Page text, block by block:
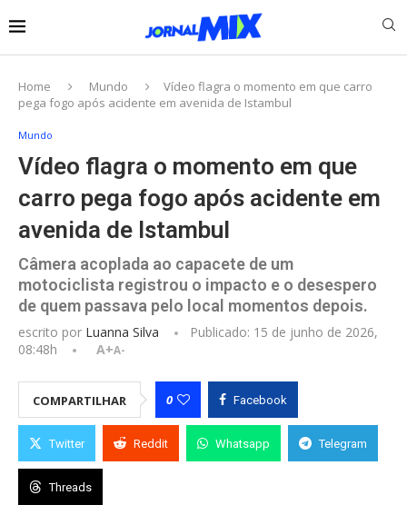
Home Mundo
Vídeo flagra o momento em que carro
pega fogo após acidente em avenida de Istambul
Mundo
Vídeo flagra o momento em que
carro pega fogo após acidente em
avenida de Istambul
Câmera acoplada ao capacete de um
motociclista registrou o impacto e o desespero
de quem passava pelo local momentos depois.
escrito por Luanna Silva Publicado: 15 de junho de 2026,
08:48h
A+A-
COMPARTILHAR 0 Facebook
Twitter Reddit Whatsapp Telegram
Threads